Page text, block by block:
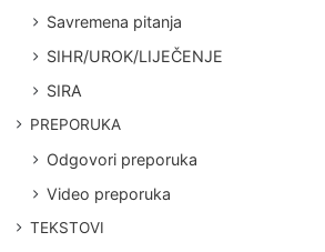
Savremena pitanja
SIHR/UROK/LIJEČENJE
SIRA
PREPORUKA
Odgovori preporuka
Video preporuka
TEKSTOVI